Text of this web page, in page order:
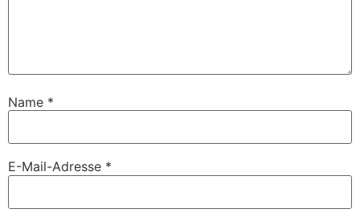
Name *
E-Mail-Adresse *